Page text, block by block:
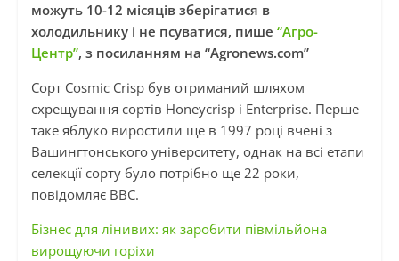
можуть 10-12 місяців зберігатися в
холодильнику і не псуватися, пише “Агро-
Центр”, з посиланням на “Аgronews.com”
Сорт Cosmic Crisp був отриманий шляхом
схрещування сортів Honeycrisp і Enterprise. Перше
таке яблуко виростили ще в 1997 році вчені з
Вашингтонського університету, однак на всі етапи
селекції сорту було потрібно ще 22 роки,
повідомляє BBC.
Бізнес для лінивих: як заробити півмільйона
вирощуючи горіхи